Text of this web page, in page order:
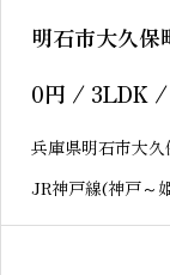
明石市大久
0円 / 3LDK /
兵庫県明石市大
JR神戸線(神戸～